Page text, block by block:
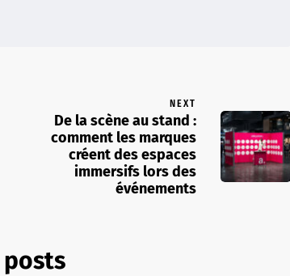
NEXT
De la scène au stand :
comment les marques
créent des espaces
immersifs lors des
événements